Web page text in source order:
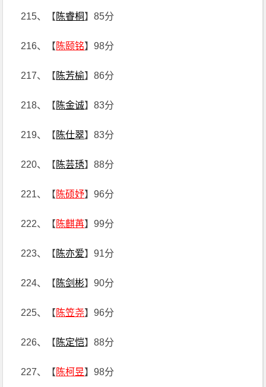
215、【 陈睿桐 】85分
216、【 陈颐铭】98分
217、【 陈芳榆】86分
218、【 陈金诚】83分
219、【 陈仕翠】83分
220、【 陈芸琇】88分
221、【 陈硕妤】96分
222、【 陈麒苒】99分
223、【 陈亦爱】91分
224、【 陈剑彬】90分
225、【 陈笠尧】96分
226、【 陈定恺】88分
227、【 陈柯昱】98分